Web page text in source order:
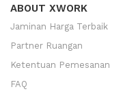
ABOUT XWORK
Jaminan Harga Terbaik
Partner Ruangan
Ketentuan Pemesanan
FAQ